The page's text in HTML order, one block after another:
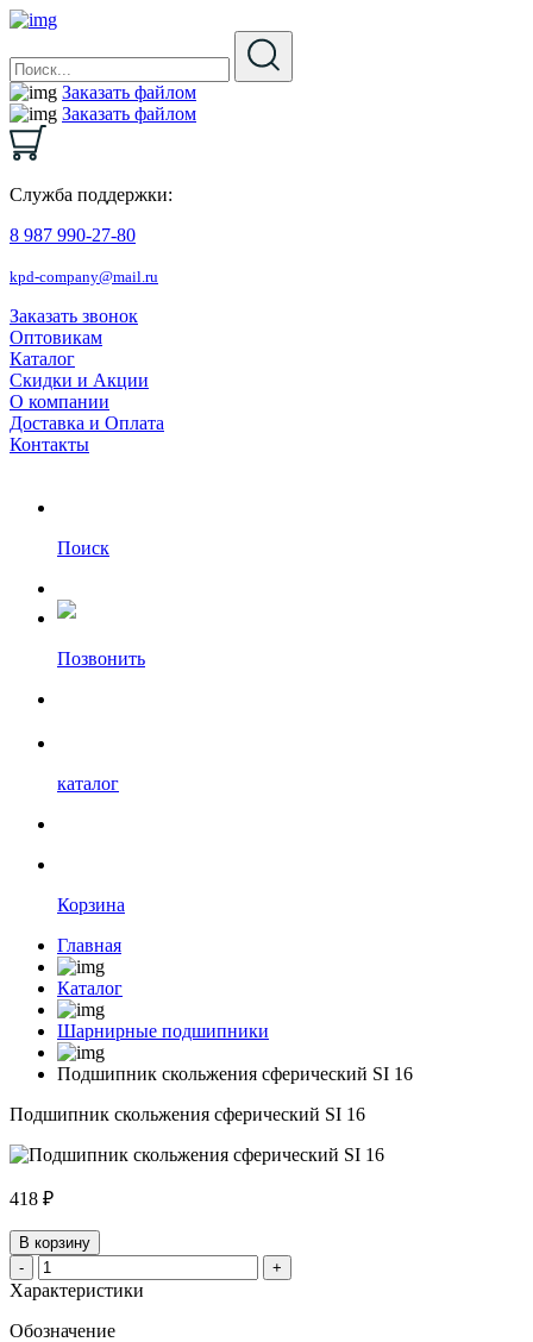
Заказать файлом
Заказать файлом
Служба поддержки:
8 987 990-27-80
kpd-company@mail.ru
Заказать звонок
Оптовикам
Каталог
Скидки и Акции
О компании
Доставка и Оплата
Контакты
Поиск
Позвонить
каталог
Корзина
Главная
Каталог
Шарнирные подшипники
Подшипник скольжения сферический SI 16
Подшипник скольжения сферический SI 16
418 ₽
В корзину
-
+
Характеристики
Обозначение